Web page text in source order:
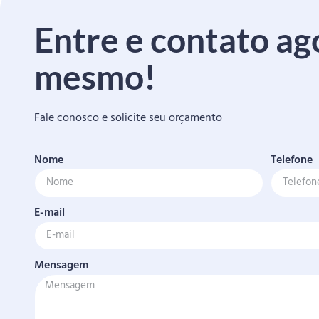
Entre e contato
mesmo!
Fale conosco e solicite seu orçamento
Nome Telefone
E-mail
Mensagem